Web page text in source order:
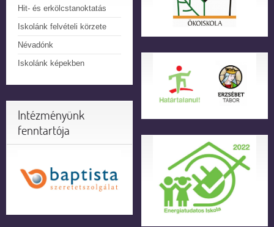
Hit- és erkölcstanoktatás
Iskolánk felvételi körzete
Névadónk
Iskolánk képekben
Intézményünk
fenntartója